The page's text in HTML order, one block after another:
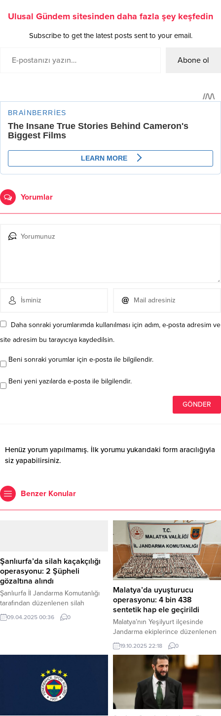
Ulusal Gündem sitesinden daha fazla şey keşfedin
Subscribe to get the latest posts sent to your email.
Abone ol
Yorumlar
Daha sonraki yorumlarımda kullanılması için adım, e-posta adresim ve
site adresim bu tarayıcıya kaydedilsin.
Beni sonraki yorumlar için e-posta ile bilgilendir.
Beni yeni yazılarda e-posta ile bilgilendir.
Henüz yorum yapılmamış. İlk yorumu yukarıdaki form aracılığıyla
siz yapabilirsiniz.
Benzer Konular
Şanlıurfa’da silah kaçakçılığı
operasyonu: 2 Şüpheli
gözaltına alındı
Şanlıurfa İl Jandarma Komutanlığı
tarafından düzenlenen silah
kaçakçılığı operasyonunda 2
şüpheli yakalanarak gözaltına alındı.
Şanlıurfa’nın merkez Haliliye
ilçesinde belirlenen bazı adreslere
operasyon gerçekleştirdi.
Operasyon kapsamında adreslerde
09.04.2025 00:36 0
Malatya’da uyuşturucu
operasyonu: 4 bin 438
sentetik hap ele geçirildi
Malatya’nın Yeşilyurt ilçesinde
Jandarma ekiplerince düzenlenen
uyuşturucu operasyonunda; 4 bin
438 adet sentetik ecza uyuşturucu
hap ele geçirildi. Olayla ilgili 1
şüpheli şahıs gözaltına alındı.
Haber Merkezi – Malatya İl
Jandarma Komutanlığı ekipleri,
narkotik suçlarla mücadele
çalışmaları kapsamında Yeşilyurt
19.10.2025 22:18 0